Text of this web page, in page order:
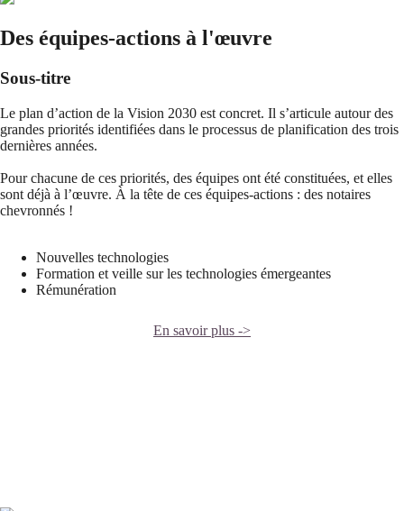
Des équipes-actions à l'œuvre
Sous-titre
Le plan d’action de la Vision 2030 est concret. Il s’articule autour des
grandes priorités identifiées dans le processus de planification des trois
dernières années.
Pour chacune de ces priorités, des équipes ont été constituées, et elles
sont déjà à l’œuvre. À la tête de ces équipes-actions : des notaires
chevronnés !
Nouvelles technologies
Formation et veille sur les technologies émergeantes
Rémunération
En savoir plus ->